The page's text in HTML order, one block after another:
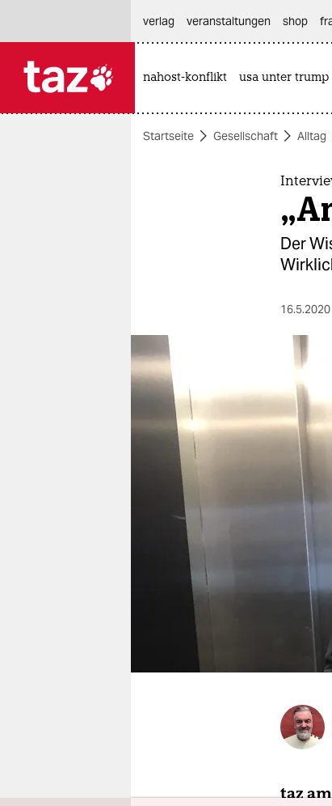
themen
berlin
nord
wahrheit
verlag
veranstaltungen
fragen & hilfe
unterstützen
verlag
veranstaltungen shop
nahost-konflikt usa unter trump
Startseite Gesellschaft Alltag
Der
16.5.2020
taz